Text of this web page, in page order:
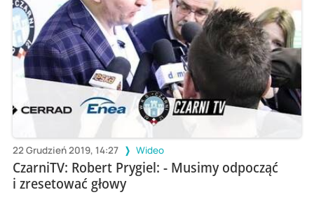
22 Grudzień 2019, 14:27 Wideo
CzarniTV: Robert Prygiel: - Musimy odpocząć
i zresetować głowy